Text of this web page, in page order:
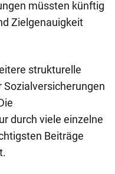
müssten künftig
Zielgenauigkeit
strukturelle
Sozialversicherungen
durch viele einzelne
Beiträge